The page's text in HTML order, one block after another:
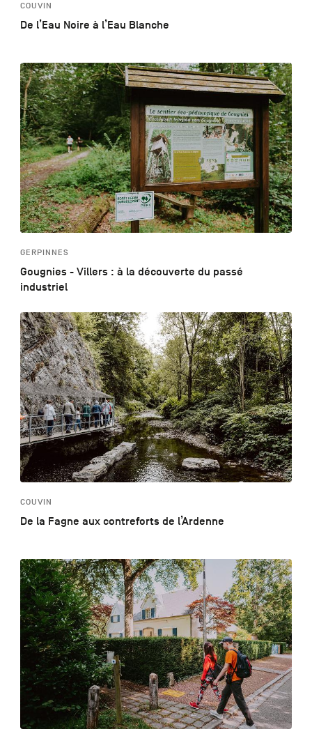
COUVIN
De l’Eau Noire à l’Eau Blanche
GERPINNES
Gougnies - Villers : à la découverte du passé
industriel
COUVIN
De la Fagne aux contreforts de l’Ardenne